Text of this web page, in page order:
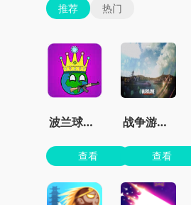
推荐 热门
波兰球之征服世界无限金币版
查看
战争游戏红龙手机版
查看